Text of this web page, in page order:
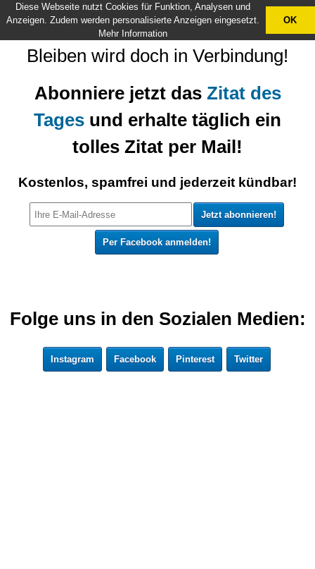
Bleiben wird doch in Verbindung!
Abonniere jetzt das Zitat des
Tages und erhalte täglich ein
tolles Zitat per Mail!
Kostenlos, spamfrei und jederzeit kündbar!
Per Facebook anmelden!
Folge uns in den Sozialen Medien:
Instagram Facebook Pinterest Twitter
X
Diese Webseite nutzt Cookies für Funktion, Analysen und
Anzeigen. Zudem werden personalisierte Anzeigen eingesetzt.
Mehr Information
OK